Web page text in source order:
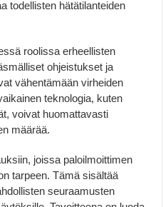
todellisten hätätilanteiden
roolissa erheellisten
ohjeistukset ja
vähentämään virheiden
teknologia, kuten
voivat huomattavasti
määrää.
joissa paloilmoittimen
tarpeen. Tämä sisältää
seuraamusten